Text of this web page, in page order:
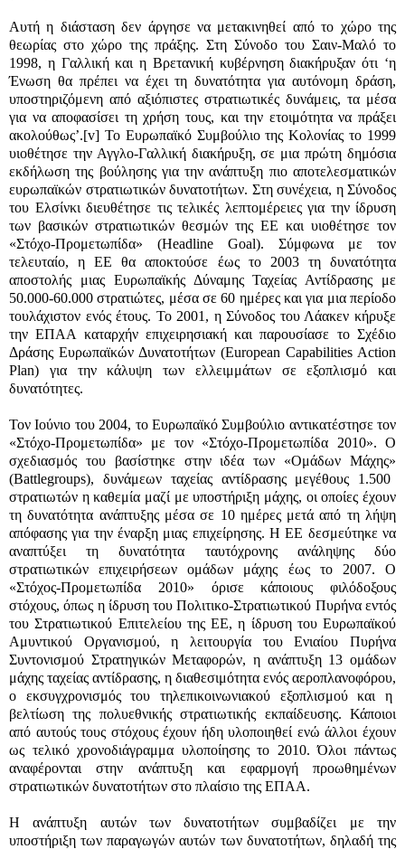
Αυτή η διάσταση δεν άργησε να μετακινηθεί από το χώρο της
θεωρίας στο χώρο της πράξης. Στη Σύνοδο του Σαιν-Μαλό το
1998, η Γαλλική και η Βρετανική κυβέρνηση διακήρυξαν ότι ‘η
Ένωση θα πρέπει να έχει τη δυνατότητα για αυτόνομη δράση,
υποστηριζόμενη από αξιόπιστες στρατιωτικές δυνάμεις, τα μέσα
για να αποφασίσει τη χρήση τους, και την ετοιμότητα να πράξει
ακολούθως’.[v] Το Ευρωπαϊκό Συμβούλιο της Κολονίας το 1999
υιοθέτησε την Αγγλο-Γαλλική διακήρυξη, σε μια πρώτη δημόσια
εκδήλωση της βούλησης για την ανάπτυξη πιο αποτελεσματικών
ευρωπαϊκών στρατιωτικών δυνατοτήτων. Στη συνέχεια, η Σύνοδος
του Ελσίνκι διευθέτησε τις τελικές λεπτομέρειες για την ίδρυση
των βασικών στρατιωτικών θεσμών της ΕΕ και υιοθέτησε τον
«Στόχο-Προμετωπίδα» (Headline Goal). Σύμφωνα με τον
τελευταίο, η ΕΕ θα αποκτούσε έως το 2003 τη δυνατότητα
αποστολής μιας Ευρωπαϊκής Δύναμης Ταχείας Αντίδρασης με
50.000-60.000 στρατιώτες, μέσα σε 60 ημέρες και για μια περίοδο
τουλάχιστον ενός έτους. Το 2001, η Σύνοδος του Λάακεν κήρυξε
την ΕΠΑΑ καταρχήν επιχειρησιακή και παρουσίασε το Σχέδιο
Δράσης Ευρωπαϊκών Δυνατοτήτων (European Capabilities Action
Plan) για την κάλυψη των ελλειμμάτων σε εξοπλισμό και
δυνατότητες.
Τον Ιούνιο του 2004, το Ευρωπαϊκό Συμβούλιο αντικατέστησε τον
«Στόχο-Προμετωπίδα» με τον «Στόχο-Προμετωπίδα 2010». Ο
σχεδιασμός του βασίστηκε στην ιδέα των «Ομάδων Μάχης»
(Battlegroups), δυνάμεων ταχείας αντίδρασης μεγέθους 1.500
στρατιωτών η καθεμία μαζί με υποστήριξη μάχης, οι οποίες έχουν
τη δυνατότητα ανάπτυξης μέσα σε 10 ημέρες μετά από τη λήψη
απόφασης για την έναρξη μιας επιχείρησης. Η ΕΕ δεσμεύτηκε να
αναπτύξει τη δυνατότητα ταυτόχρονης ανάληψης δύο
στρατιωτικών επιχειρήσεων ομάδων μάχης έως το 2007. Ο
«Στόχος-Προμετωπίδα 2010» όρισε κάποιους φιλόδοξους
στόχους, όπως η ίδρυση του Πολιτικο-Στρατιωτικού Πυρήνα εντός
του Στρατιωτικού Επιτελείου της ΕΕ, η ίδρυση του Ευρωπαϊκού
Αμυντικού Οργανισμού, η λειτουργία του Ενιαίου Πυρήνα
Συντονισμού Στρατηγικών Μεταφορών, η ανάπτυξη 13 ομάδων
μάχης ταχείας αντίδρασης, η διαθεσιμότητα ενός αεροπλανοφόρου,
ο εκσυγχρονισμός του τηλεπικοινωνιακού εξοπλισμού και η
βελτίωση της πολυεθνικής στρατιωτικής εκπαίδευσης. Κάποιοι
από αυτούς τους στόχους έχουν ήδη υλοποιηθεί ενώ άλλοι έχουν
ως τελικό χρονοδιάγραμμα υλοποίησης το 2010. Όλοι πάντως
αναφέρονται στην ανάπτυξη και εφαρμογή προωθημένων
στρατιωτικών δυνατοτήτων στο πλαίσιο της ΕΠΑΑ.
Η ανάπτυξη αυτών των δυνατοτήτων συμβαδίζει με την
υποστήριξη των παραγωγών αυτών των δυνατοτήτων, δηλαδή της